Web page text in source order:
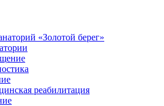
«Золотой берег»
реабилитация